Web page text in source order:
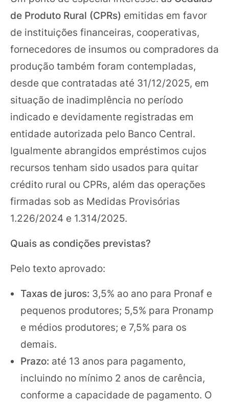
de Produto Rural (CPRs) emitidas em favor
de instituições financeiras, cooperativas,
fornecedores de insumos ou compradores da
produção também foram contempladas,
desde que contratadas até 31/12/2025, em
situação de inadimplência no período
indicado e devidamente registradas em
entidade autorizada pelo Banco Central.
Igualmente abrangidos empréstimos cujos
recursos tenham sido usados para quitar
crédito rural ou CPRs, além das operações
firmadas sob as Medidas Provisórias
1.226/2024 e 1.314/2025.
Quais as condições previstas?
Pelo texto aprovado:
Taxas de juros: 3,5% ao ano para Pronaf e
pequenos produtores; 5,5% para Pronamp
e médios produtores; e 7,5% para os
demais.
Prazo: até 13 anos para pagamento,
incluindo no mínimo 2 anos de carência,
conforme a capacidade de pagamento. O